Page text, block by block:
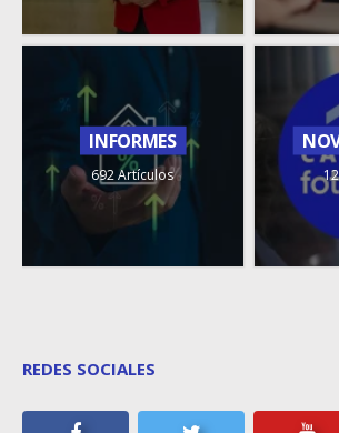
INFORMES
692 Artículos
REDES SOCIALES